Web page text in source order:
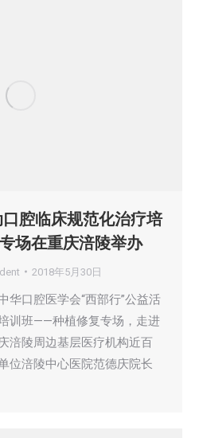
腔临床规范化治疗培
场在重庆涪陵举办
2018年5月30日
华口腔医学会“西部行”公益活
训班——种植修复专场，走进
涪陵周边基层医疗机构近百
位涪陵中心医院范德庆院长